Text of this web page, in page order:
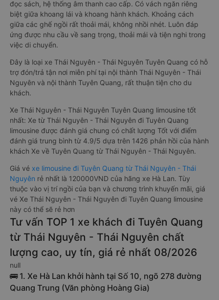
đọc sách, hệ thống âm thanh cao cấp. Có vách ngăn riêng
biệt giữa khoang lái và khoang hành khách. Khoảng cách
giữa các ghế ngồi rất thoải mái, không nhồi nhét. Luôn đáp
ứng được nhu cầu về sang trọng, thoải mái và tiện nghi trong
việc di chuyển.
Đây là loại xe Thái Nguyên - Thái Nguyên Tuyên Quang có hỗ
trợ đón/trả tận nơi miễn phí tại nội thành Thái Nguyên - Thái
Nguyên và nội thành Tuyên Quang, rất thuận tiện cho du
khách.
Xe Thái Nguyên - Thái Nguyên Tuyên Quang limousine tốt
nhất: Xe từ Thái Nguyên - Thái Nguyên đi Tuyên Quang
limousine được đánh giá chung có chất lượng Tốt với điểm
đánh giá trung bình từ 4.9/5 dựa trên 1426 phản hồi của hành
khách Xe về Tuyên Quang từ Thái Nguyên - Thái Nguyên.
Giá vé xe limousine đi Tuyên Quang từ Thái Nguyên - Thái
Nguyên rẻ nhất là 120000VND của hãng xe Hà Lan. Tùy
thuộc vào vị trí ngồi của bạn và chương trình khuyến mãi, giá
vé Xe Thái Nguyên - Thái Nguyên đi Tuyên Quang limousine
này có thể sẽ rẻ hơn
Tư vấn TOP 1 xe khách đi Tuyên Quang
từ Thái Nguyên - Thái Nguyên chất
lượng cao, uy tín, giá rẻ nhất 08/2026
null
🚌 1. Xe Hà Lan khởi hành tại Số 10, ngõ 278 đường
Quang Trung (Văn phòng Hoàng Gia)